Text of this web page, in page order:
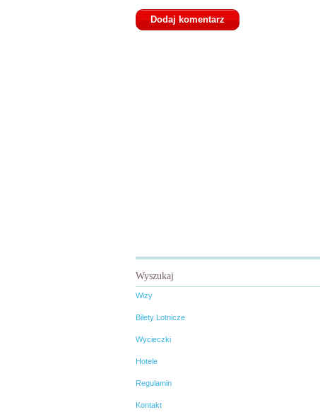
Wyszukaj
Wizy
Bilety Lotnicze
Wycieczki
Hotele
Regulamin
Kontakt